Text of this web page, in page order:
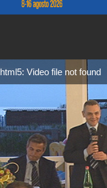
html5: Video file not found